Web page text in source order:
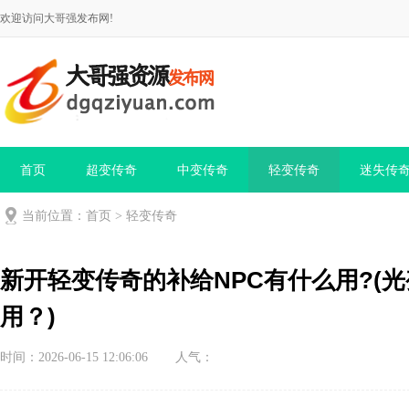
欢迎访问大哥强发布网!
首页 超变传奇 中变传奇 轻变传奇 迷失传
当前位置： 首页 > 轻变传奇
新开轻变传奇的补给NPC有什么用?(
用？)
时间：2026-06-15 12:06:06 人气：